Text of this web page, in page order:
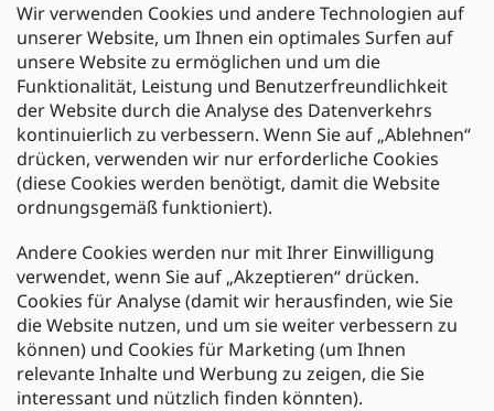
Wir verwenden Cookies und andere Technologien auf
unserer Website, um Ihnen ein optimales Surfen auf
unsere Website zu ermöglichen und um die
Funktionalität, Leistung und Benutzerfreundlichkeit
der Website durch die Analyse des Datenverkehrs
kontinuierlich zu verbessern. Wenn Sie auf „Ablehnen“
drücken, verwenden wir nur erforderliche Cookies
(diese Cookies werden benötigt, damit die Website
ordnungsgemäß funktioniert).
Andere Cookies werden nur mit Ihrer Einwilligung
verwendet, wenn Sie auf „Akzeptieren“ drücken.
Cookies für Analyse (damit wir herausfinden, wie Sie
die Website nutzen, und um sie weiter verbessern zu
können) und Cookies für Marketing (um Ihnen
relevante Inhalte und Werbung zu zeigen, die Sie
interessant und nützlich finden könnten).
Filiale Ulm
Zahlung und Versand
Versand mit:
Zahlarten: